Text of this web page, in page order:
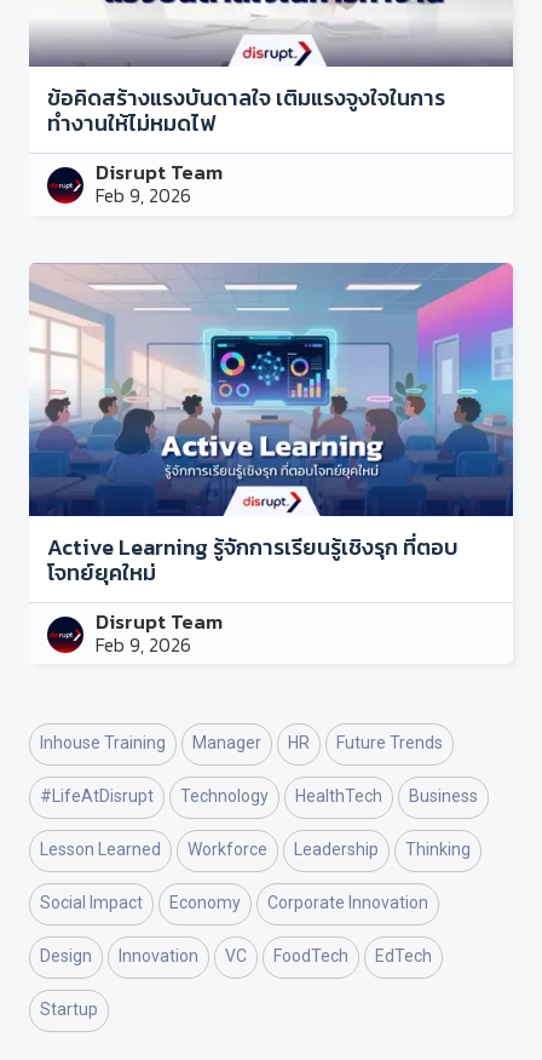
ข้อคิดสร้างแรงบันดาลใจ เติมแรงจูงใจในการ
ทำงานให้ไม่หมดไฟ
Disrupt Team
Feb 9, 2026
Active Learning รู้จักการเรียนรู้เชิงรุก ที่ตอบ
โจทย์ยุคใหม่
Disrupt Team
Feb 9, 2026
Inhouse Training Manager HR Future Trends
#LifeAtDisrupt Technology HealthTech Business
Lesson Learned Workforce Leadership Thinking
Social Impact Economy Corporate Innovation
Design Innovation VC FoodTech EdTech
Startup